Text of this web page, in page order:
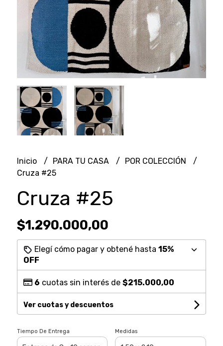
Inicio PARA TU CASA
POR COLECCIÓN
Cruza #25
Cruza #25
$1.290.000,00
Elegí cómo pagar y obtené hasta 15%
OFF
6 cuotas sin interés de $215.000,00
Ver cuotas y descuentos
Tiempo De Entrega Medidas